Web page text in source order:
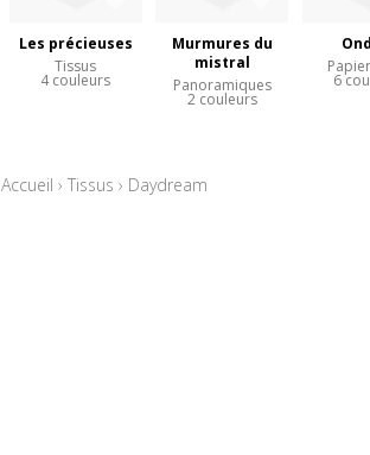
Les précieuses
Tissus
4 couleurs
Murmures du
mistral
Panoramiques
2 couleurs
6
Accueil › Tissus › Daydream